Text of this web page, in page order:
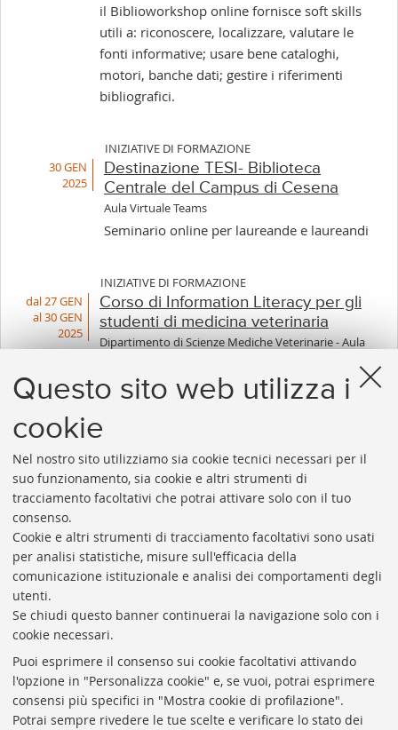
Questo sito web utilizza i
cookie
Nel nostro sito utilizziamo sia cookie tecnici necessari per il
suo funzionamento, sia cookie e altri strumenti di
tracciamento facoltativi che potrai attivare solo con il tuo
consenso.
Cookie e altri strumenti di tracciamento facoltativi sono usati
per analisi statistiche, misure sull'efficacia della
comunicazione istituzionale e analisi dei comportamenti degli
utenti.
Se chiudi questo banner continuerai la navigazione solo con i
cookie necessari.
Puoi esprimere il consenso sui cookie facoltativi attivando
l'opzione in "Personalizza cookie" e, se vuoi, potrai esprimere
consensi più specifici in "Mostra cookie di profilazione".
Potrai sempre rivedere le tue scelte e verificare lo stato dei
il Biblioworkshop online fornisce soft skills
utili a: riconoscere, localizzare, valutare le
fonti informative; usare bene cataloghi,
motori, banche dati; gestire i riferimenti
bibliografici.
INIZIATIVE DI FORMAZIONE
30 GEN
2025
Destinazione TESI- Biblioteca
Centrale del Campus di Cesena
Aula Virtuale Teams
Seminario online per laureande e laureandi
INIZIATIVE DI FORMAZIONE
dal 27 GEN
al 30 GEN
2025
Corso di Information Literacy per gli
studenti di medicina veterinaria
Dipartimento di Scienze Mediche Veterinarie - Aula
«
Precedenti
12
elementi
1 ...
Rubrica di Ateneo
Rss
Statistiche
Biblioteche di Ateneo
Sale studio